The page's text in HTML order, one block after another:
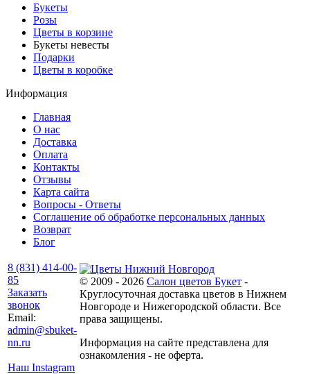
Букеты
Розы
Цветы в корзине
Букеты невесты
Подарки
Цветы в коробке
Информация
Главная
О нас
Доставка
Оплата
Контакты
Отзывы
Карта сайта
Вопросы - Ответы
Соглашение об обработке персональных данных
Возврат
Блог
8 (831) 414-00-
85
Заказать
звонок
Email:
admin@sbuket-
nn.ru
Наш Instagram
© 2009 - 2026 Салон цветов Букет -
Круглосуточная доставка цветов в Нижнем
Новгороде и Нижегородской области. Все
права защищены.
Информация на сайте представлена для
ознакомления - не оферта.